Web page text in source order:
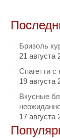
Бризоль
21 августа
Спагетти
19 августа
Вкусные
17 августа